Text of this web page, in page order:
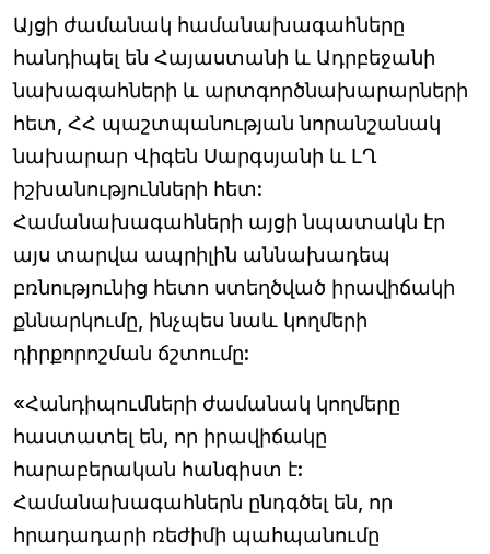
Այցի ժամանակ համանախագահները
հանդիպել են Հայաստանի և Ադրբեջանի
նախագահների և արտգործնախարարների
հետ, ՀՀ պաշտպանության նորանշանակ
նախարար Վիգեն Սարգսյանի և ԼՂ
իշխանությունների հետ:
Համանախագահների այցի նպատակն էր
այս տարվա ապրիլին աննախադեպ
բռնությունից հետո ստեղծված իրավիճակի
քննարկումը, ինչպես նաև կողմերի
դիրքորոշման ճշտումը:
«Հանդիպումների ժամանակ կողմերը
հաստատել են, որ իրավիճակը
հարաբերական հանգիստ է:
Համանախագահներն ընդգծել են, որ
հրադադարի ռեժիմի պահպանումը